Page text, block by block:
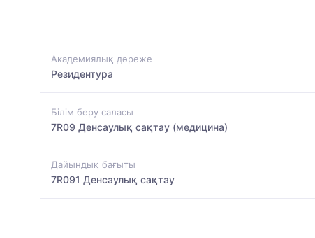
Академиялық дәреже
Резидентура
Білім беру саласы
7R09 Денсаулық сақтау (медицина)
Дайындық бағыты
7R091 Денсаулық сақтау